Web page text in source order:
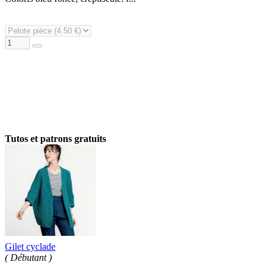
Tutos et patrons gratuits
Gilet cyclade
( Débutant )